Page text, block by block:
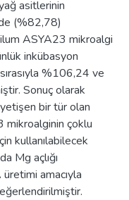
asitlerinin
(%82,78)
ASYA23 mikroalgi
inkübasyon
%106,24 ve
Sonuç olarak
bir tür olan
mikroalginin çoklu
kullanılabilecek
Mg açlığı
amacıyla